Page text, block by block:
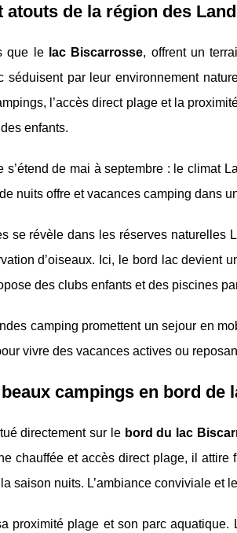
atouts de la région des
que le lac Biscarrosse, offrent un
séduisent par leur environnement
l’accès direct plage et la
enfants.
s’étend de mai à septembre : le climat
nuits offre et vacances camping dans
se révèle dans les réserves naturelles
d’oiseaux. Ici, le bord lac devient
des clubs enfants et des piscines
camping promettent un sejour en
vivre des vacances actives ou
campings en bord de
directement sur le bord du lac
chauffée et accès direct plage, il
saison nuits. L’ambiance conviviale et
proximité plage et son parc